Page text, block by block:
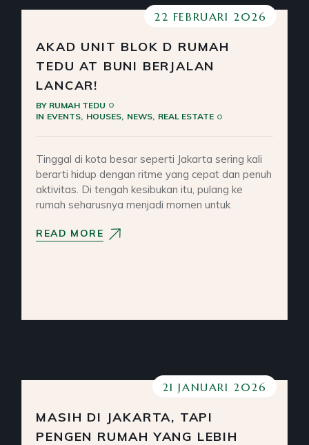
22 FEBRUARI 2026
AKAD UNIT BLOK D RUMAH
TEDU AT BUNI BERJALAN
LANCAR!
BY RUMAH TEDU
IN EVENTS HOUSES NEWS REAL ESTATE
Tinggal di kota besar seperti Jakarta sering kali
berarti hidup dengan ritme yang cepat dan penuh
aktivitas. Di tengah kesibukan itu, pulang ke
rumah seharusnya menjadi momen untuk
READ MORE
21 JANUARI 2026
MASIH DI JAKARTA, TAPI
PENGEN RUMAH YANG LEBIH